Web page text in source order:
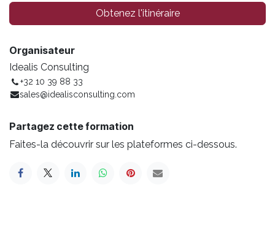
Obtenez l'itinéraire
Organisateur
Idealis Consulting
+32 10 39 88 33
sales@idealisconsulting.com
Partagez cette formation
Faites-la découvrir sur les plateformes ci-dessous.